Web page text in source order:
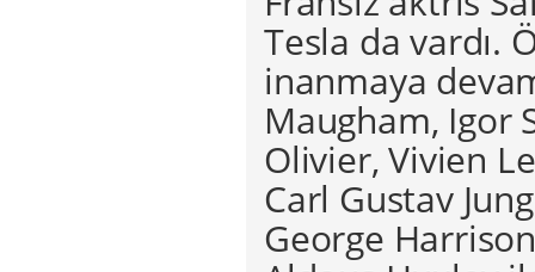
Tesla da vardı.
inanmaya
Maugham, Igor
Olivier, Vivien
Carl Gustav
George